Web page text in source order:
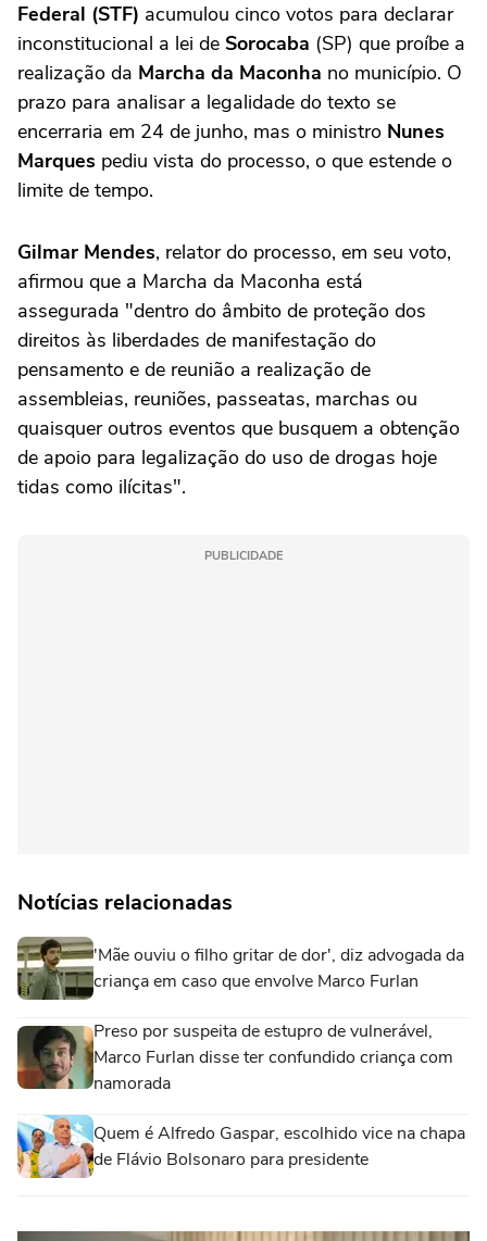
Federal (STF) acumulou cinco votos para declarar
inconstitucional a lei de Sorocaba (SP) que proíbe a
realização da Marcha da Maconha no município. O
prazo para analisar a legalidade do texto se
encerraria em 24 de junho, mas o ministro Nunes
Marques pediu vista do processo, o que estende o
limite de tempo.
Gilmar Mendes, relator do processo, em seu voto,
afirmou que a Marcha da Maconha está
assegurada "dentro do âmbito de proteção dos
direitos às liberdades de manifestação do
pensamento e de reunião a realização de
assembleias, reuniões, passeatas, marchas ou
quaisquer outros eventos que busquem a obtenção
de apoio para legalização do uso de drogas hoje
tidas como ilícitas".
PUBLICIDADE
Notícias relacionadas
'Mãe ouviu o filho gritar de dor', diz advogada da
criança em caso que envolve Marco Furlan
Preso por suspeita de estupro de vulnerável,
Marco Furlan disse ter confundido criança com
namorada
Quem é Alfredo Gaspar, escolhido vice na chapa
de Flávio Bolsonaro para presidente